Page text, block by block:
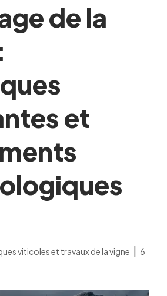
de la
et
viticoles et travaux de la vigne | 6